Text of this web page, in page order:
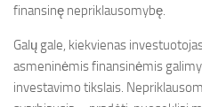
finansinę nepriklausomybę.
Galų gale, kiekvienas
asmeninėmis finansinėmis
investavimo tikslais.